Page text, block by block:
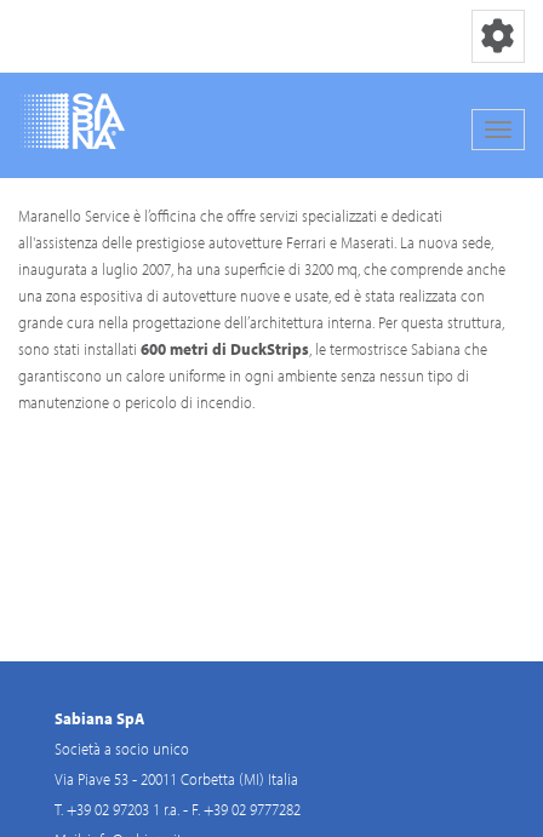
contenuto
principale
Toggle
Maranello Service è l’officina che offre servizi specializzati e dedicati
all'assistenza delle prestigiose autovetture Ferrari e Maserati. La nuova sede,
inaugurata a luglio 2007, ha una superficie di 3200 mq, che comprende anche
una zona espositiva di autovetture nuove e usate, ed è stata realizzata con
grande cura nella progettazione dell’architettura interna. Per questa struttura,
sono stati installati 600 metri di DuckStrips, le termostrisce Sabiana che
garantiscono un calore uniforme in ogni ambiente senza nessun tipo di
manutenzione o pericolo di incendio.
Sabiana SpA
Società a socio unico
Via Piave 53 - 20011 Corbetta (MI) Italia
T. +39 02 97203 1 r.a. - F. +39 02 9777282